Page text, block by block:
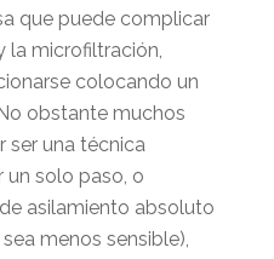
que puede complicar
la microfiltración,
colocando un
obstante muchos
ser una técnica
un solo paso, o
asilamiento absoluto
menos sensible),